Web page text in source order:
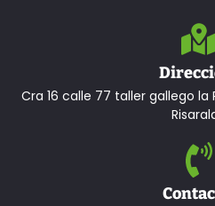
Cra 16 calle 77 taller gallego